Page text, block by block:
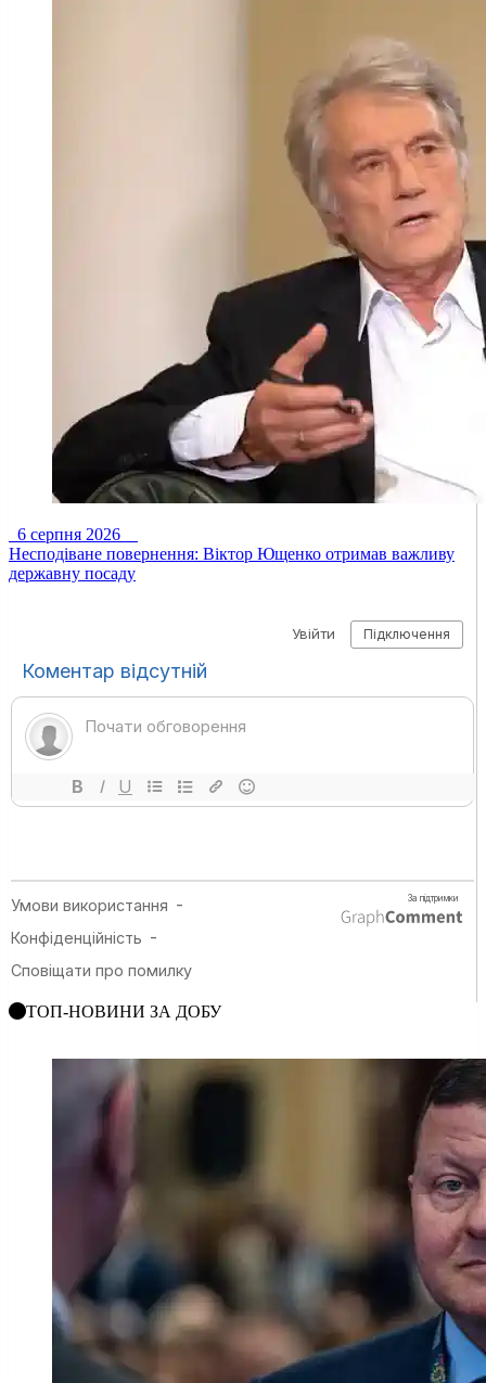
6 серпня 2026
Несподіване повернення: Віктор Ющенко отримав важливу
державну посаду
ТОП-НОВИНИ ЗА ДОБУ